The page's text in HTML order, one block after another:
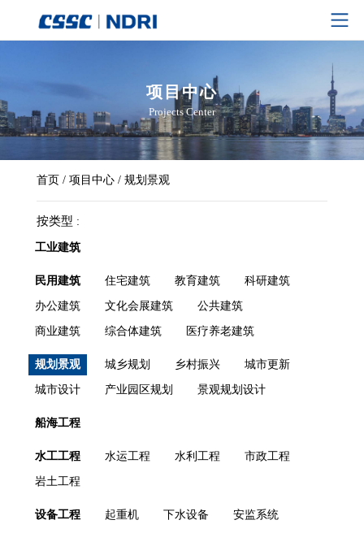
项目中心
Projects Center
首页 / 项目中心 / 规划景观
按类型
工业建筑
民用建筑 住宅建筑 教育建筑 科研建筑
办公建筑 文化会展建筑 公共建筑
商业建筑 综合体建筑 医疗养老建筑
规划景观 城乡规划 乡村振兴 城市更新
城市设计 产业园区规划 景观规划设计
船海工程
水工工程 水运工程 水利工程 市政工程
岩土工程
设备工程 起重机 下水设备 安监系统